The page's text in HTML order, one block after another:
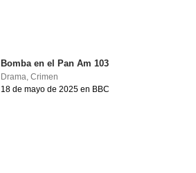
Bomba en el Pan Am 103
Drama ,Crimen
18 de mayo de 2025 en BBC